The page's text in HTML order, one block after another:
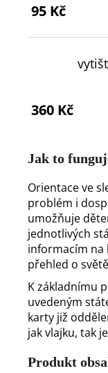
95 Kč
360 Kč
Jak to
Orientace ve
problém i
umožňuje
jednotlivých
informacím na
přehled o
K základnímu
uvedeným
karty již
jak vlajku, tak
Produkt